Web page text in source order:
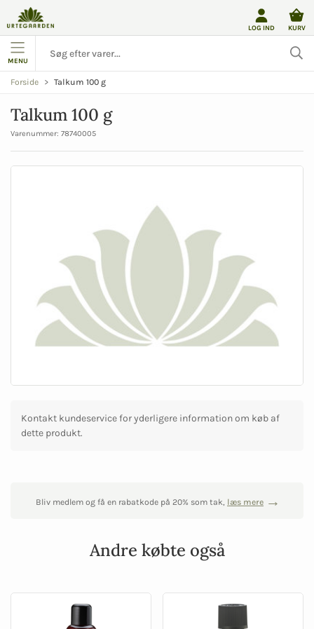
LOG IND KURV
MENU
Forside Talkum 100 g
Talkum 100 g
Varenummer: 78740005
Kontakt kundeservice for yderligere information om køb af
dette produkt.
Bliv medlem og få en rabatkode på 20% som tak, læs mere
Andre købte også